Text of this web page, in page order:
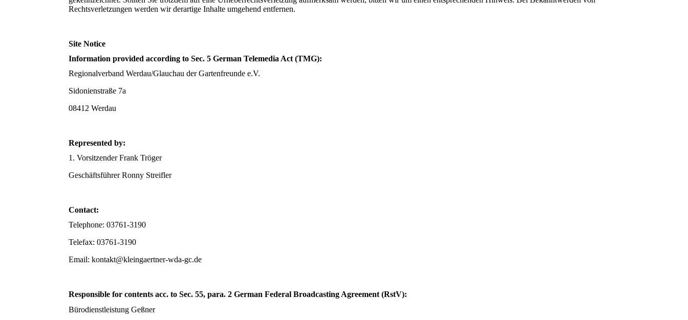
Rechtsverletzungen werden wir derartige Inhalte umgehend entfernen.
Site Notice
Information provided according to Sec. 5 German Telemedia Act (TMG):
Regionalverband Werdau/Glauchau der Gartenfreunde e.V.
Sidonienstraße 7a
08412 Werdau
Represented by:
1. Vorsitzender Frank Tröger
Geschäftsführer Ronny Streifler
Contact:
Telephone: 03761-3190
Telefax: 03761-3190
Email: kontakt@kleingaertner-wda-gc.de
Responsible for contents acc. to Sec. 55, para. 2 German Federal Broadcasting Agreement (RstV):
Bürodienstleistung Geßner